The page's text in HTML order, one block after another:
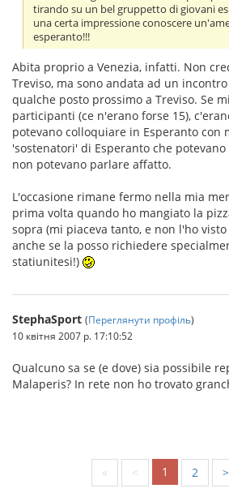
tirando su un bel gruppetto di giovani
una certa impressione conoscere
esperanto!!!
Abita proprio a Venezia, infatti. Non
Treviso, ma sono andata ad un
qualche posto prossimo a Treviso. Se
participanti (ce n'erano forse 15),
potevano colloquiare in Esperanto con
'sostenatori' di Esperanto che
non potevano parlare affatto.
L'occasione rimane fermo nella mia
prima volta quando ho mangiato la
sopra (mi piaceva tanto, e non l'ho
anche se la posso richiedere
statiunitesi!)
StephaSport (Переглянути профіль)
10 квітня 2007 р. 17:10:52
Qualcuno sa se (e dove) sia possibile
Malaperis? In rete non ho trovato
« < 1 2 >